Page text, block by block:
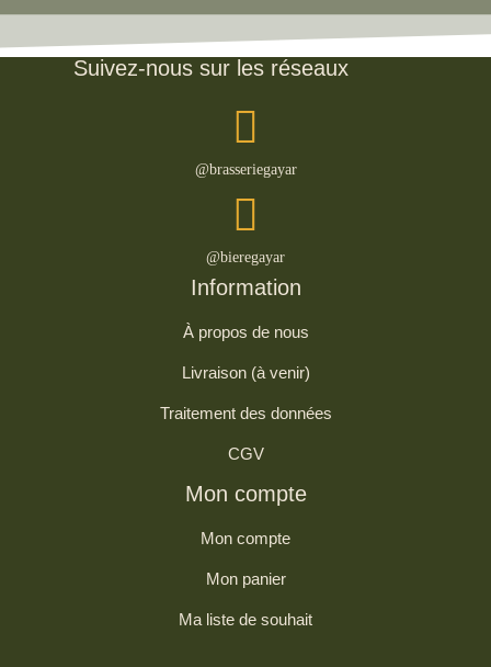
Suivez-nous sur les réseaux
@brasseriegayar
@bieregayar
Information
À propos de nous
Livraison (à venir)
Traitement des données
CGV
Mon compte
Mon compte
Mon panier
Ma liste de souhait